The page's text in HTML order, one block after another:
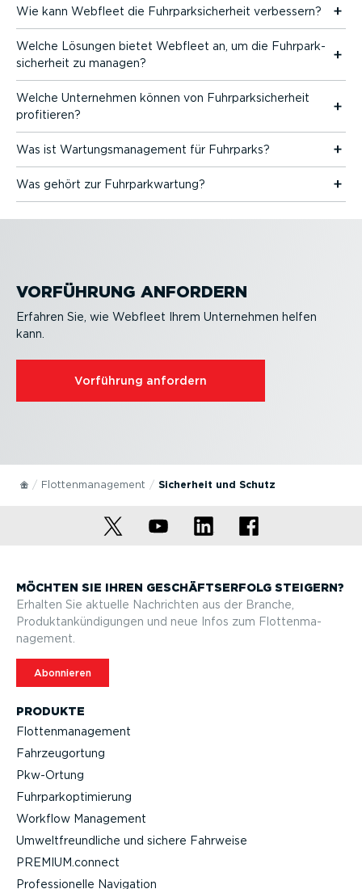
Wie kann Webfleet die Fuhrpark­si­cherheit verbessern?
Welche Lösungen bietet Webfleet an, um die Fuhrpark­
si­cherheit zu managen?
Welche Unternehmen können von Fuhrpark­si­cherheit
profitieren?
Was ist Wartungs­ma­nagement für Fuhrparks?
Was gehört zur Fuhrpark­wartung?
VORFÜHRUNG ANFORDERN
Erfahren Sie, wie Webfleet Ihrem Unternehmen helfen
kann.
Vorführung anfordern
Flotten­ma­nagement Sicherheit und Schutz
PRODUKTE
Flotten­ma­nagement
Fahrzeu­g­ortung
Pkw-Ortung
Fuhrpar­k­op­ti­mierung
Workflow Management
Umwelt­freund­liche und sichere Fahrweise
PREMIUM.connect
Profes­sio­nelle Navigation
MÖCHTEN SIE IHREN GESCHÄFTS­ERFOLG STEIGERN?
Erhalten Sie aktuelle Nachrichten aus der Branche,
Produktan­kün­di­gungen und neue Infos zum Flotten­ma­
nagement.
Abonnieren